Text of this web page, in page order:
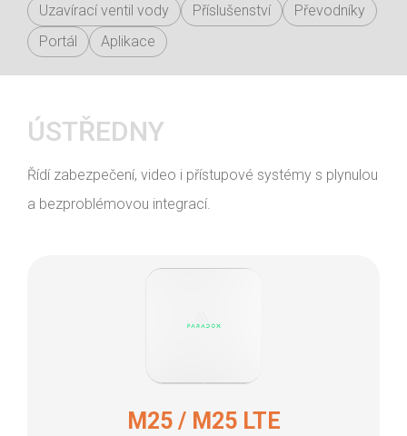
Uzavírací ventil vody
Příslušenství
Převodníky
Portál
Aplikace
ÚSTŘEDNY
Řídí zabezpečení, video i přístupové systémy s plynulou
a bezproblémovou integrací.
M25 / M25 LTE